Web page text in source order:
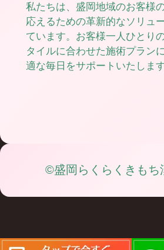
私たちは、盛岡地域のお客様
応えるための革新的なソリュ
ています。お客様一人ひとり
タイルに合わせた施術プラン
適な毎日をサポートいたします
©盛岡らくらくきもち